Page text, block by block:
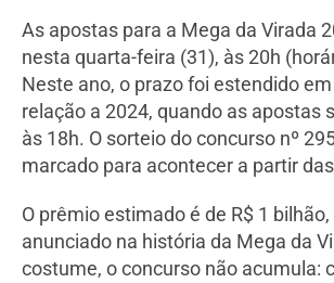
As apostas para a Mega da Virada
nesta quarta-feira (31), às 20h
Neste ano, o prazo foi estendido
relação a 2024, quando as apostas
às 18h. O sorteio do concurso nº
marcado para acontecer a partir
O prêmio estimado é de R$ 1
anunciado na história da Mega da
costume, o concurso não acumula: